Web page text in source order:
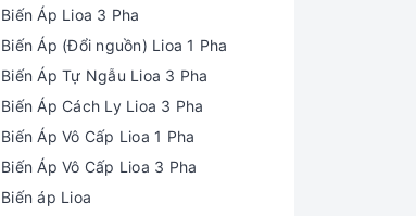
Biến Áp Lioa 3 Pha
Biến Áp (Đổi nguồn) Lioa 1 Pha
Biến Áp Tự Ngẫu Lioa 3 Pha
Biến Áp Cách Ly Lioa 3 Pha
Biến Áp Vô Cấp Lioa 1 Pha
Biến Áp Vô Cấp Lioa 3 Pha
Biến áp Lioa